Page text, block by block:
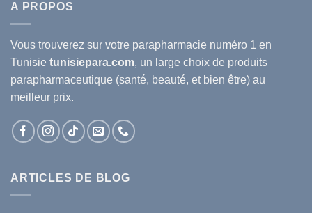
A PROPOS
Vous trouverez sur votre parapharmacie numéro 1 en
Tunisie tunisiepara.com, un large choix de produits
parapharmaceutique (santé, beauté, et bien être) au
meilleur prix.
ARTICLES DE BLOG